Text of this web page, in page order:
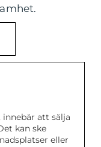
innebär att sälja
kan ske
eller